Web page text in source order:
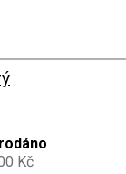
Kč